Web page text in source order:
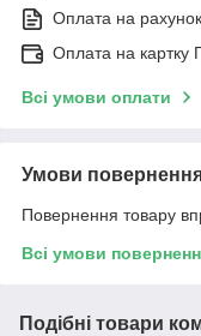
Оплата на рахунок
Оплата на картку
Всі умови оплати
Умови
Повернення товару
Всі умови
Подібні товари